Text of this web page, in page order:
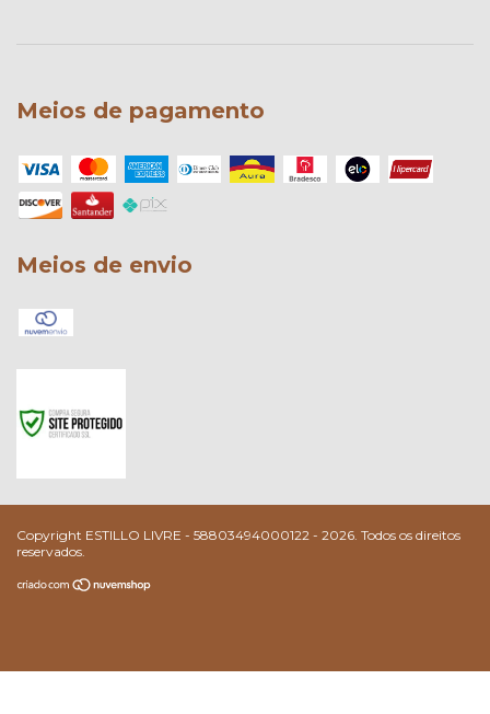
Meios de pagamento
Meios de envio
Copyright ESTILLO LIVRE - 58803494000122 - 2026. Todos os direitos
reservados.